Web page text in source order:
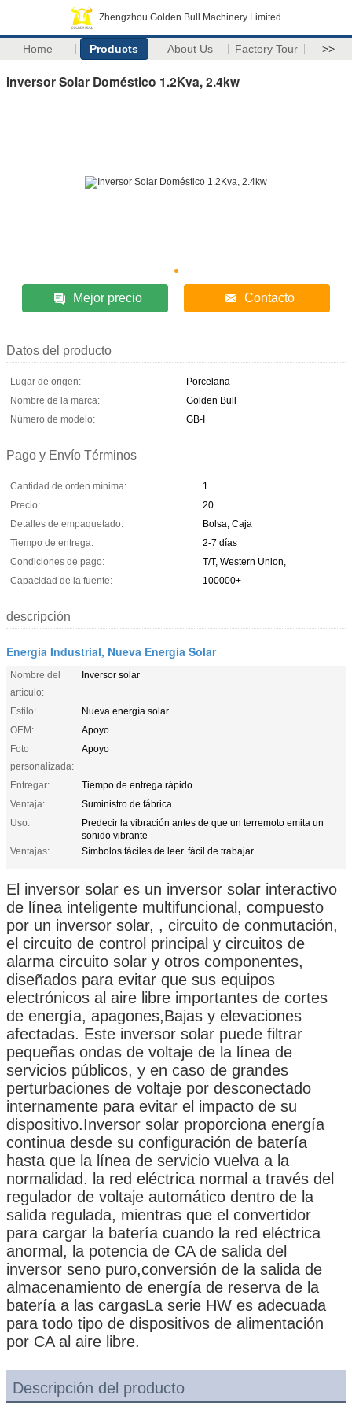
Zhengzhou Golden Bull Machinery Limited
Home Products About Us Factory Tour >>
Inversor Solar Doméstico 1.2Kva, 2.4kw
Mejor precio Contacto
Datos del producto
Lugar de origen:
Porcelana
Nombre de la marca:
Golden Bull
Número de modelo:
GB-I
Pago y Envío Términos
Cantidad de orden mínima:
1
Precio:
20
Detalles de empaquetado:
Bolsa, Caja
Tiempo de entrega:
2-7 días
Condiciones de pago:
T/T, Western Union,
Capacidad de la fuente:
100000+
descripción
Energía Industrial, Nueva Energía Solar
Nombre del
artículo:
Inversor solar
Estilo:
Nueva energía solar
OEM:
Apoyo
Foto
personalizada:
Apoyo
Entregar:
Tiempo de entrega rápido
Ventaja:
Suministro de fábrica
Uso:
Predecir la vibración antes de que un terremoto emita un
sonido vibrante
Ventajas:
Símbolos fáciles de leer. fácil de trabajar.
El inversor solar es un inversor solar interactivo
de línea inteligente multifuncional, compuesto
por un inversor solar, , circuito de conmutación,
el circuito de control principal y circuitos de
alarma circuito solar y otros componentes,
diseñados para evitar que sus equipos
electrónicos al aire libre importantes de cortes
de energía, apagones,Bajas y elevaciones
afectadas. Este inversor solar puede filtrar
pequeñas ondas de voltaje de la línea de
servicios públicos, y en caso de grandes
perturbaciones de voltaje por desconectado
internamente para evitar el impacto de su
dispositivo.Inversor solar proporciona energía
continua desde su configuración de batería
hasta que la línea de servicio vuelva a la
normalidad. la red eléctrica normal a través del
regulador de voltaje automático dentro de la
salida regulada, mientras que el convertidor
para cargar la batería cuando la red eléctrica
anormal, la potencia de CA de salida del
inversor seno puro,conversión de la salida de
almacenamiento de energía de reserva de la
batería a las cargasLa serie HW es adecuada
para todo tipo de dispositivos de alimentación
por CA al aire libre.
Descripción del producto